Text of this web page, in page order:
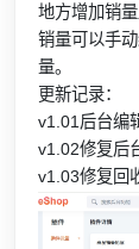
地方增加销
销量可以手
量。
更新记录：
v1.01后台编
v1.02修复后
v1.03修复回